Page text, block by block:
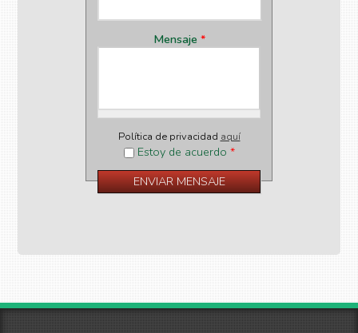
Mensaje *
Política de privacidad aquí
Estoy de acuerdo *